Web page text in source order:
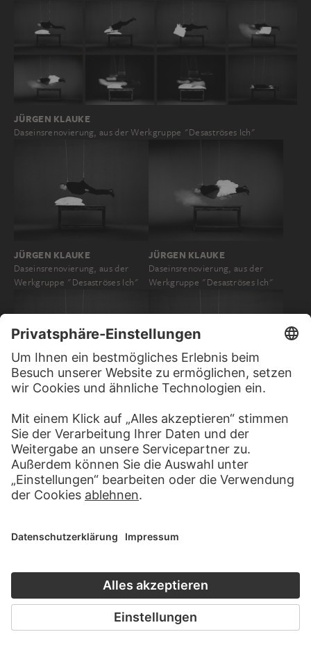
JÜRGEN KLAUKE
Daseinsrenovierung, aus der Werkgruppe "Desaströses Ich"
JÜRGEN KLAUKE
Daseinsrenovierung, aus der
Werkgruppe "Desaströses Ich"
JÜRGEN KLAUKE
Daseinsrenovierung, aus der
Werkgruppe "Desaströses Ich"
Daseinsrenovierung, aus der
Werkgruppe "Desaströses Ich"
Daseinsrenovierung, aus der
Werkgruppe "Desaströses Ich"
Werkgruppe "Desaströses Ich"
Werkgruppe "Desaströses Ich"